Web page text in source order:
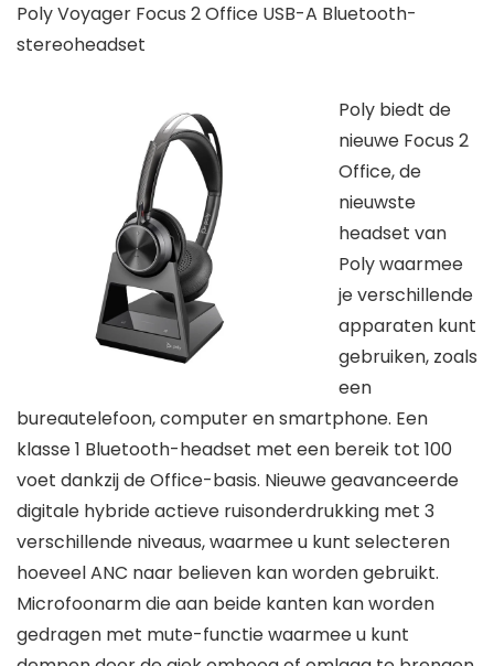
Poly Voyager Focus 2 Office USB-A Bluetooth-
stereoheadset
Poly biedt de
nieuwe Focus 2
Office, de
nieuwste
headset van
Poly waarmee
je verschillende
apparaten kunt
gebruiken, zoals
een
bureautelefoon, computer en smartphone. Een
klasse 1 Bluetooth-headset met een bereik tot 100
voet dankzij de Office-basis. Nieuwe geavanceerde
digitale hybride actieve ruisonderdrukking met 3
verschillende niveaus, waarmee u kunt selecteren
hoeveel ANC naar believen kan worden gebruikt.
Microfoonarm die aan beide kanten kan worden
gedragen met mute-functie waarmee u kunt